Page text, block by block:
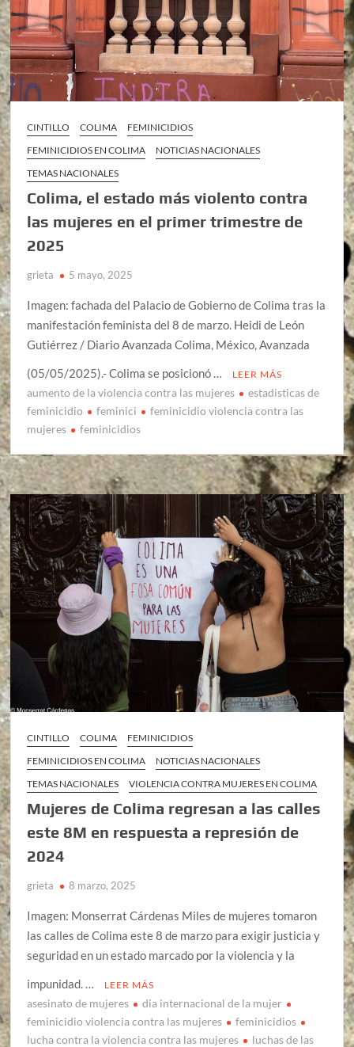
CINTILLO COLIMA
FEMINICIDIOS
FEMINICIDIOS EN COLIMA
NOTICIAS NACIONALES
TEMAS NACIONALES
Colima, el estado más violento contra
las mujeres en el primer trimestre de
2025
grieta 5 mayo, 2025
Imagen: fachada del Palacio de Gobierno de Colima tras la
manifestación feminista del 8 de marzo. Heidi de León
Gutiérrez / Diario Avanzada Colima, México, Avanzada
(05/05/2025).- Colima se posicionó …
LEER MÁS
aumento de la violencia contra las mujeres
estadisticas de
feminicidio
feminici
feminicidio violencia contra las
mujeres
feminicidios
CINTILLO COLIMA
FEMINICIDIOS
FEMINICIDIOS EN COLIMA
NOTICIAS NACIONALES
TEMAS NACIONALES
VIOLENCIA CONTRA MUJERES EN COLIMA
Mujeres de Colima regresan a las calles
este 8M en respuesta a represión de
2024
grieta 8 marzo, 2025
Imagen: Monserrat Cárdenas Miles de mujeres tomaron
las calles de Colima este 8 de marzo para exigir justicia y
seguridad en un estado marcado por la violencia y la
impunidad. …
LEER MÁS
asesinato de mujeres
dia internacional de la mujer
feminicidio violencia contra las mujeres
feminicidios
lucha contra la violencia contra las mujeres
luchas de las